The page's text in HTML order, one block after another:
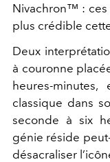
Nivachron™ : ces
plus crédible
Deux
à couronne
heures-
classique dans
seconde à six
génie réside
désacraliser